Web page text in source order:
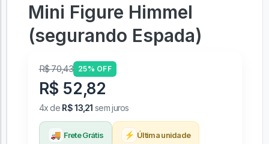
Mini Figure Himmel
(segurando Espada)
R$ 70,43 25% OFF
R$ 52,82
4x de R$ 13,21 sem juros
🚚 Frete Grátis ⚡ Última unidade